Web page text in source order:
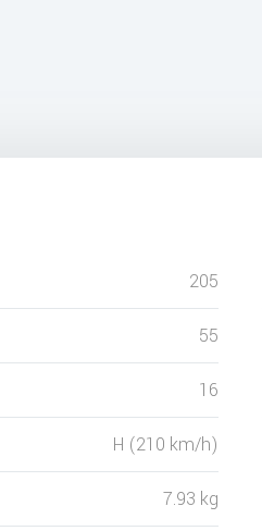
205
55
16
H (210 km/h)
7.93 kg